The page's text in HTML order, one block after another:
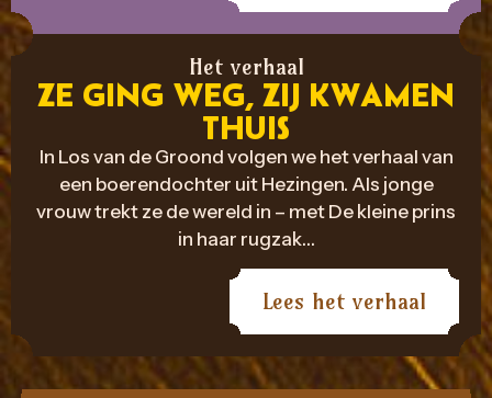
Het verhaal
ZE GING WEG, ZIJ KWAMEN
THUIS
In Los van de Groond volgen we het verhaal van
een boerendochter uit Hezingen. Als jonge
vrouw trekt ze de wereld in – met De kleine prins
in haar rugzak…
Lees het verhaal